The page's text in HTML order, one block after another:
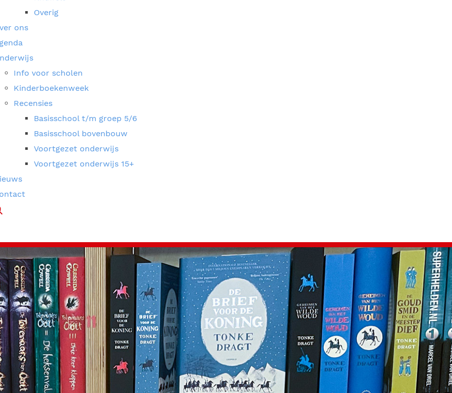
Overig
ons
Info voor scholen
Kinderboekenweek
Recensies
Basisschool t/m groep 5/6
Basisschool bovenbouw
Voortgezet onderwijs
Voortgezet onderwijs 15+